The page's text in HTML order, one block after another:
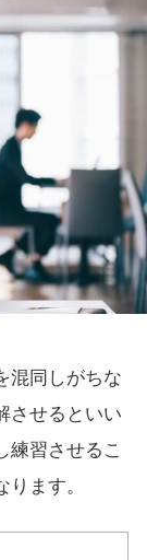
混同しがちな
させるといい
練習させるこ
ます。